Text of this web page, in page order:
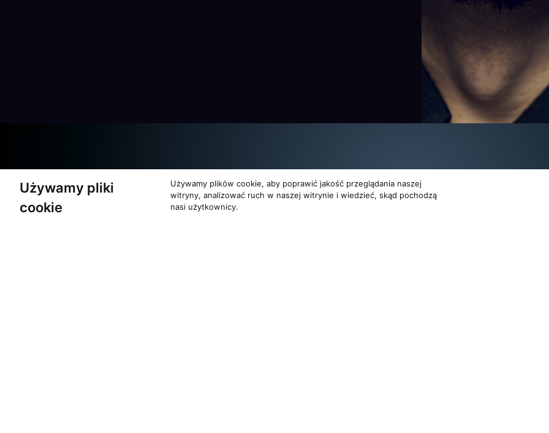
Używamy pliki
cookie
Używamy plików cookie, aby poprawić jakość przeglądania naszej
witryny, analizować ruch w naszej witrynie i wiedzieć, skąd pochodzą
nasi użytkownicy.
Partnerzy